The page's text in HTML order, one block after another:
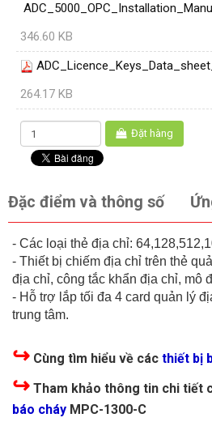
346.60 KB
264.17 KB
Đặt hàng
Đặc điểm và thông số
- Các loại thẻ địa chỉ:
- Thiết bị chiếm địa chỉ trên thẻ
địa chỉ, công tắc khẩn địa chỉ, mô
- Hỗ trợ lắp tối đa 4 card quản lý
trung tâm.
↪ Cùng tìm hiểu về các thiết bị
↪ Tham khảo thông tin chi tiết
báo cháy MPC-1300-C